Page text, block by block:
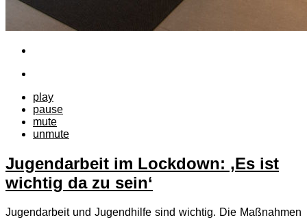
play
pause
mute
unmute
Jugendarbeit im Lockdown: ‚Es ist
wichtig da zu sein‘
Jugendarbeit und Jugendhilfe sind wichtig. Die Maßnahmen